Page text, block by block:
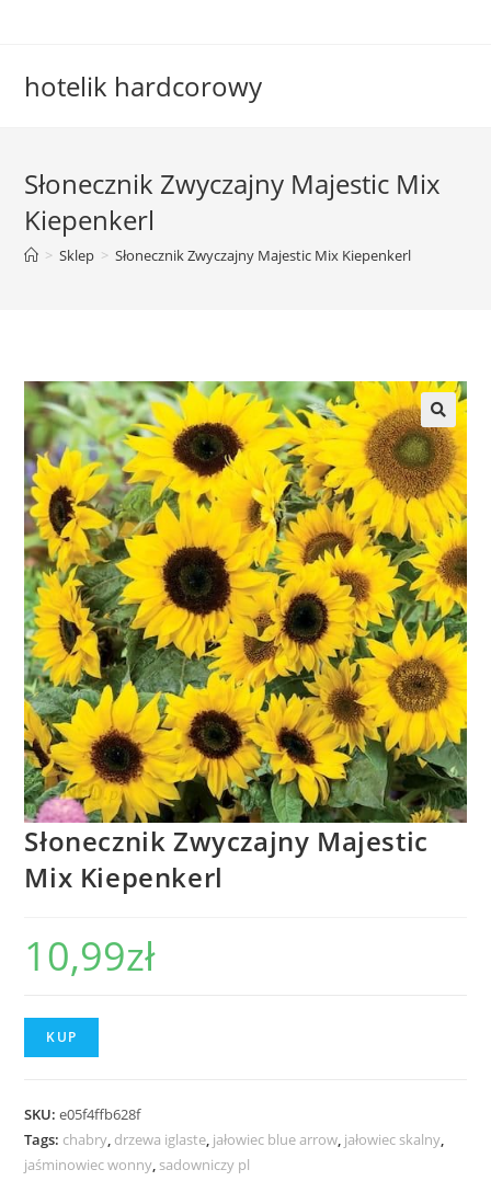
hotelik hardcorowy
Słonecznik Zwyczajny Majestic Mix
Kiepenkerl
> Sklep > Słonecznik Zwyczajny Majestic Mix Kiepenkerl
Słonecznik Zwyczajny Majestic
Mix Kiepenkerl
10,99zł
KUP
SKU:e05f4ffb628f
Tags: chabry, drzewa iglaste, jałowiec blue arrow, jałowiec skalny,
jaśminowiec wonny, sadowniczy pl